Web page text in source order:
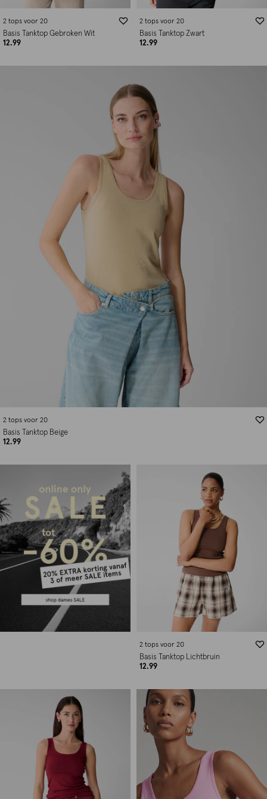
2 tops voor 20
Basis Tanktop Gebroken Wit
12.99
2 tops voor 20
Basis Tanktop Zwart
12.99
2 tops voor 20
Basis Tanktop Beige
12.99
2 tops voor 20
Basis Tanktop Lichtbruin
12.99